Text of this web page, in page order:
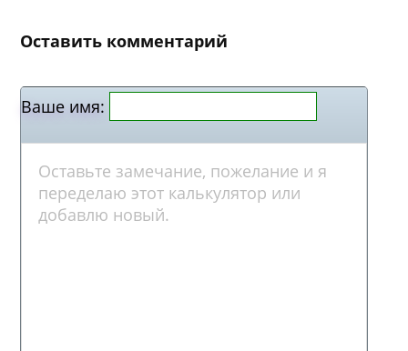
Оставить комментарий
Ваше имя: